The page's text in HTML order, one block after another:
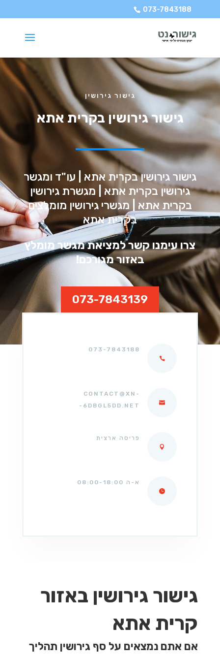
073-7843188
גישור גירושין
גישור גירושין בקרית אתא
גישור גירושין בקרית אתא | עו"ד ומגשר
גירושין בקרית אתא | מגשרת גירושין
בקרית אתא | מגשרי גירושין מומלצים
בקרית אתא
צרו עימנו קשר למציאת מגשר מומלץ
באזור מגורכם!
073-7843139
073-7843188
CONTACT@XN-
-6DBGL5DD.NET
פריסה ארצית
א-ה 08:00-18:00
גישור גירושין באזור
קרית אתא
אם אתם נמצאים על סף גירושין תהליך